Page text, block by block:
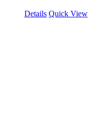
Details Quick View